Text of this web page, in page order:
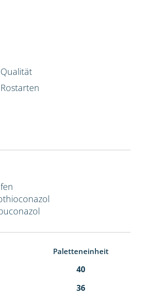
Paletteneinheit
40
36